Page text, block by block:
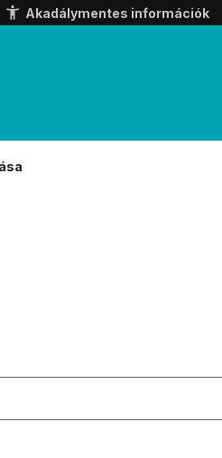
Akadálymentes információk
alatt